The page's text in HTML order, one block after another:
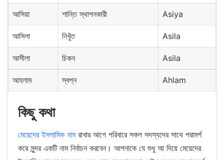
আসিয়া শান্তি স্থাপনকারী Asiya
আসিলা নিখুঁত Asila
আসীলা চিকন Asila
আহলাম স্বপ্ন Ahlam
কিছু কথা
মেয়েদের ইসলামিক নামরাখার আগে পরিবারে সকল সদস্যদের সাথে পরামর্শ
করে সুন্দর একটি নাম নির্বাচন করবেন। আপনাকে যে শুধু আ দিয়ে মেয়েদের